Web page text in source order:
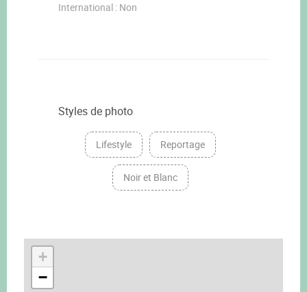
International : Non
Styles de photo
Lifestyle Reportage
Noir et Blanc
+
−